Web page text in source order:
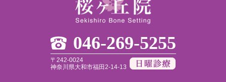
046-269-5255
〒242-0024
神奈川県大和市福田2-14-13